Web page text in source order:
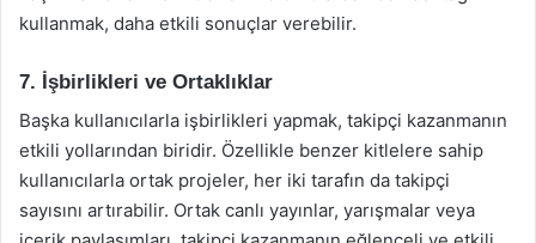
kullanmak, daha etkili sonuçlar verebilir.
7. İşbirlikleri ve Ortaklıklar
Başka kullanıcılarla işbirlikleri yapmak, takipçi kazanmanın
etkili yollarından biridir. Özellikle benzer kitlelere sahip
kullanıcılarla ortak projeler, her iki tarafın da takipçi
sayısını artırabilir. Ortak canlı yayınlar, yarışmalar veya